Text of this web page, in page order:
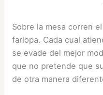
Sobre la mesa corren
farlopa. Cada cual
se evade del mejor
que no pretende que
de otra manera